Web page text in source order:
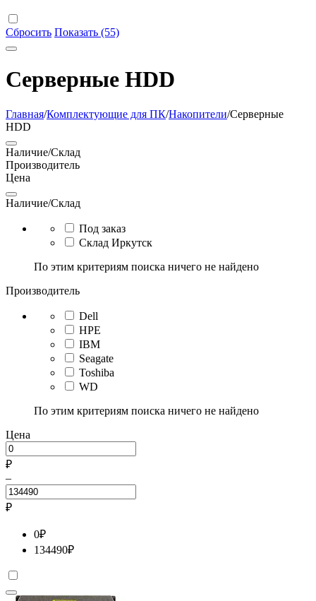
Сбросить Показать (55)
Серверные HDD
Главная/Комплектующие для ПК/Накопители/Серверные
HDD
Наличие/Склад
Производитель
Цена
Наличие/Склад
Под заказ
Склад Иркутск
По этим критериям поиска ничего не найдено
Производитель
Dell
HPE
IBM
Seagate
Toshiba
WD
По этим критериям поиска ничего не найдено
Цена
₽
–
₽
0₽
134490₽